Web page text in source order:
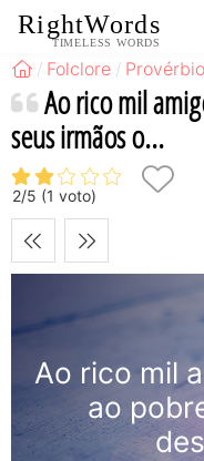
RightWords
TIMELESS WORDS
Folclore
Ao rico mil
seus irmãos o...
2/5 (1 voto)
Ao rico mil
ao